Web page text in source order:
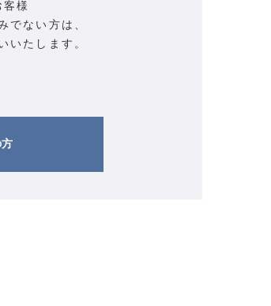
客様
でない方は、
いたします。